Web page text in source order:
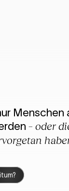
Menschen
– oder